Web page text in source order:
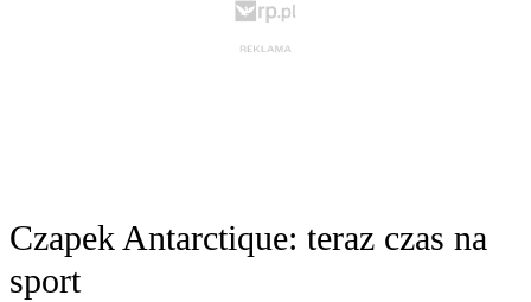
Czapek Antarctique: teraz czas na
sport